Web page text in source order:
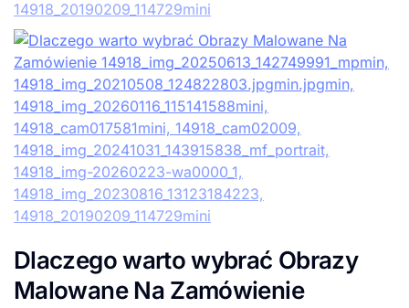
Dlaczego warto wybrać Obrazy
Malowane Na Zamówienie